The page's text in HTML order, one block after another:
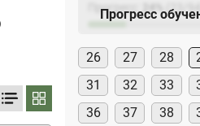
Прогресс: (23
Прогресс
26 27 28
31
32 33
36
37 38